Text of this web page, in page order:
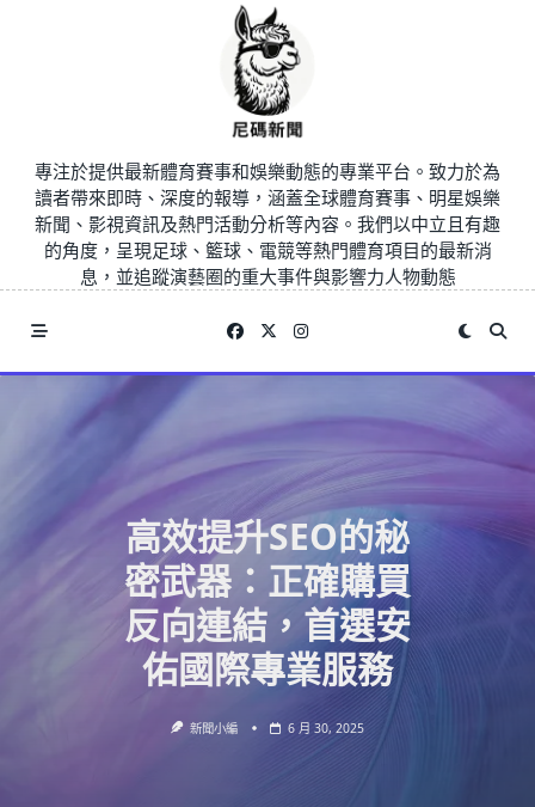
專注於提供最新體育賽事和娛樂動態的專業平台。致力於為
讀者帶來即時、深度的報導，涵蓋全球體育賽事、明星娛樂
新聞、影視資訊及熱門活動分析等內容。我們以中立且有趣
的角度，呈現足球、籃球、電競等熱門體育項目的最新消
息，並追蹤演藝圈的重大事件與影響力人物動態
高效提升SEO的秘
密武器：正確購買
反向連結，首選安
佑國際專業服務
新聞小編 6 月 30, 2025